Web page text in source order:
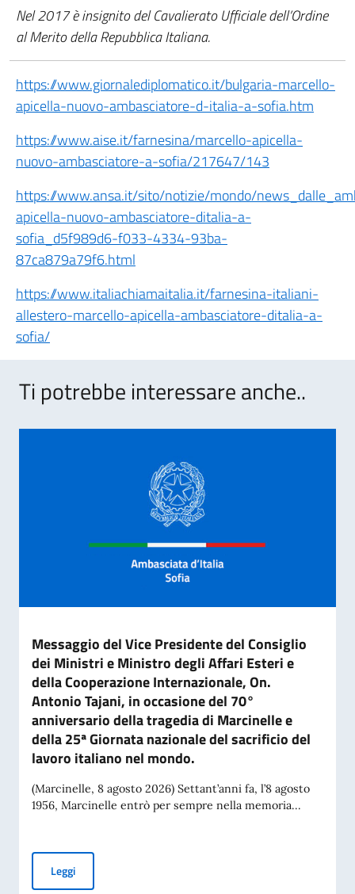
Nel 2017 è insignito del Cavalierato Ufficiale dell’Ordine
al Merito della Repubblica Italiana.
https://www.giornalediplomatico.it/bulgaria-marcello-
apicella-nuovo-ambasciatore-d-italia-a-sofia.htm
https://www.aise.it/farnesina/marcello-apicella-
nuovo-ambasciatore-a-sofia/217647/143
https://www.ansa.it/sito/notizie/mondo/
apicella-nuovo-ambasciatore-ditalia-a-
sofia_d5f989d6-f033-4334-93ba-
87ca879a79f6.html
https://www.italiachiamaitalia.it/farnesina-italiani-
allestero-marcello-apicella-ambasciatore-ditalia-a-
sofia/
Ti potrebbe interessare anche..
Messaggio del Vice Presidente del Consiglio
dei Ministri e Ministro degli Affari Esteri e
della Cooperazione Internazionale, On.
Antonio Tajani, in occasione del 70°
anniversario della tragedia di Marcinelle e
della 25ª Giornata nazionale del sacrificio del
lavoro italiano nel mondo.
(Marcinelle, 8 agosto 2026) Settant’anni fa, l’8 agosto
1956, Marcinelle entrò per sempre nella memoria...
LeggiMessaggio del Vice Presidente del Consiglio dei Ministri e